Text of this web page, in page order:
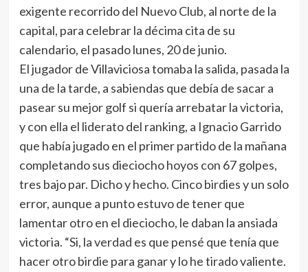
exigente recorrido del Nuevo Club, al norte de la
capital, para celebrar la décima cita de su
calendario, el pasado lunes, 20 de junio.
El jugador de Villaviciosa tomaba la salida, pasada la
una de la tarde, a sabiendas que debía de sacar a
pasear su mejor golf si quería arrebatar la victoria,
y con ella el liderato del ranking, a Ignacio Garrido
que había jugado en el primer partido de la mañana
completando sus dieciocho hoyos con 67 golpes,
tres bajo par. Dicho y hecho. Cinco birdies y un solo
error, aunque a punto estuvo de tener que
lamentar otro en el dieciocho, le daban la ansiada
victoria. “Si, la verdad es que pensé que tenía que
hacer otro birdie para ganar y lo he tirado valiente.